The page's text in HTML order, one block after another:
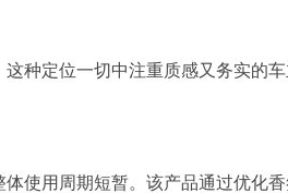
种定位一切中注重质感又务实的
使用周期短暂。该产品通过优化